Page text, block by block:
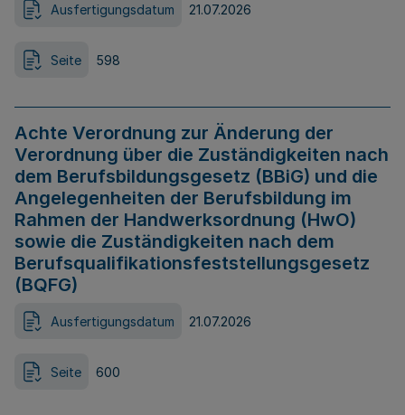
Ausfertigungsdatum 21.07.2026
Seite 598
Achte Verordnung zur Änderung der
Verordnung über die Zuständigkeiten nach
dem Berufsbildungsgesetz (BBiG) und die
Angelegenheiten der Berufsbildung im
Rahmen der Handwerksordnung (HwO)
sowie die Zuständigkeiten nach dem
Berufsqualifikationsfeststellungsgesetz
(BQFG)
Ausfertigungsdatum 21.07.2026
Seite 600